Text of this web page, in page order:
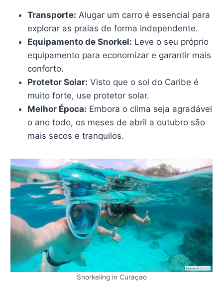
Transporte: Alugar um carro é essencial para
explorar as praias de forma independente.
Equipamento de Snorkel: Leve o seu próprio
equipamento para economizar e garantir mais
conforto.
Protetor Solar: Visto que o sol do Caribe é
muito forte, use protetor solar.
Melhor Época: Embora o clima seja agradável
o ano todo, os meses de abril a outubro são
mais secos e tranquilos.
Snorkeling in Curaçao